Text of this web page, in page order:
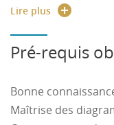
- Être capable
- Établir le lien
matériau et les
Lire plus
Pré-requis
Bonne
Maîtrise des